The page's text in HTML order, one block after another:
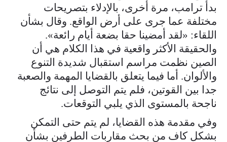
بدأ ترامب، مرة أخرى، بالإدلاء بتصريحات
مختلفة عما جرى على أرض الواقع. وقال بشأن
اللقاء: «لقد أمضينا حقا بضعة أيام رائعة».
والحقيقة الأكثر واقعية في هذا الكلام هي أن
الصين نظمت مراسم استقبال شديدة التنوع
والألوان. أما فيما يتعلق بالقضايا المهمة والصعبة
جدا بين القوتين، فلم يتم التوصل إلى نتائج
ناجحة بالمستوى الذي يلبي التوقعات.
وفي مقدمة هذه القضايا، لم يتم حتى التمكن
بشكل كاف من بحث مقاربات الطرفين بشأن